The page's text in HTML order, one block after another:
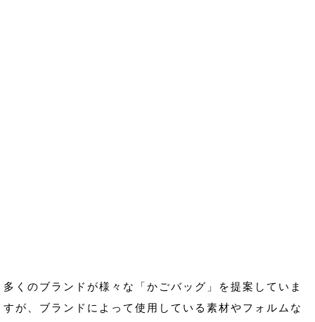
多くのブランドが様々な「かごバッグ」を提案していま
すが、ブランドによって使用している素材やフォルムな